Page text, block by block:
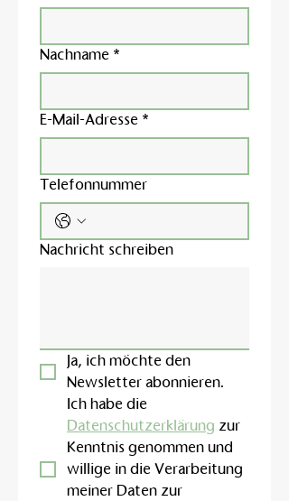
Nachname *
E-Mail-Adresse *
Telefonnummer
Nachricht schreiben
Ja, ich möchte den
Newsletter abonnieren.
Datenschutzerklärung zur
Kenntnis genommen und
willige in die Verarbeitung
meiner Daten zur